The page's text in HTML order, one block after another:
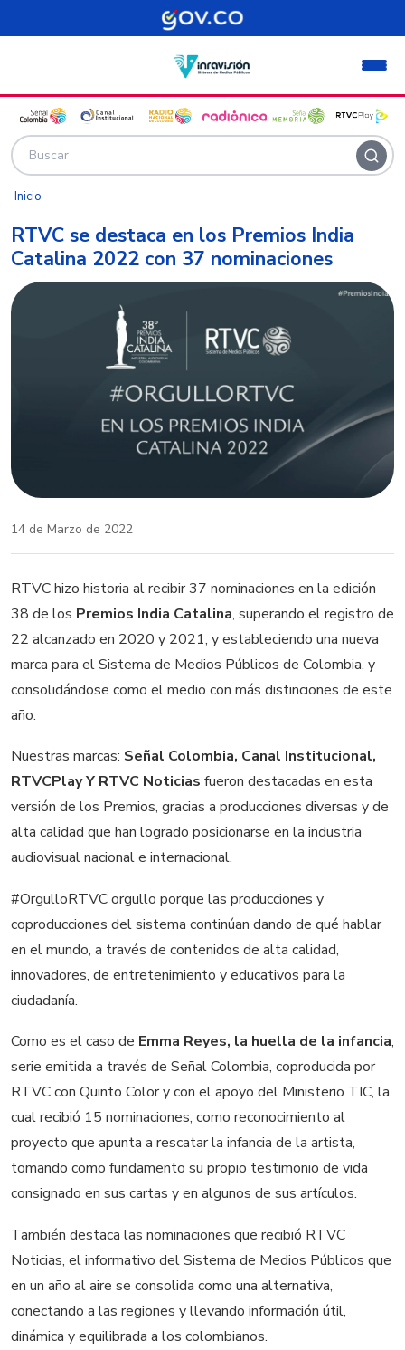
Pasar al contenido principal
Inicio
RTVC se destaca en los Premios India
Catalina 2022 con 37 nominaciones
14 de Marzo de 2022
RTVC hizo historia al recibir 37 nominaciones en la edición
38 de los Premios India Catalina, superando el registro de
22 alcanzado en 2020 y 2021, y estableciendo una nueva
marca para el Sistema de Medios Públicos de Colombia, y
consolidándose como el medio con más distinciones de este
año.
Nuestras marcas: Señal Colombia, Canal Institucional,
RTVCPlay Y RTVC Noticias fueron destacadas en esta
versión de los Premios, gracias a producciones diversas y de
alta calidad que han logrado posicionarse en la industria
audiovisual nacional e internacional.
#OrgulloRTVC orgullo porque las producciones y
coproducciones del sistema continúan dando de qué hablar
en el mundo, a través de contenidos de alta calidad,
innovadores, de entretenimiento y educativos para la
ciudadanía.
Como es el caso de Emma Reyes, la huella de la infancia,
serie emitida a través de Señal Colombia, coproducida por
RTVC con Quinto Color y con el apoyo del Ministerio TIC, la
cual recibió 15 nominaciones, como reconocimiento al
proyecto que apunta a rescatar la infancia de la artista,
tomando como fundamento su propio testimonio de vida
consignado en sus cartas y en algunos de sus artículos.
También destaca las nominaciones que recibió RTVC
Noticias, el informativo del Sistema de Medios Públicos que
en un año al aire se consolida como una alternativa,
conectando a las regiones y llevando información útil,
dinámica y equilibrada a los colombianos.